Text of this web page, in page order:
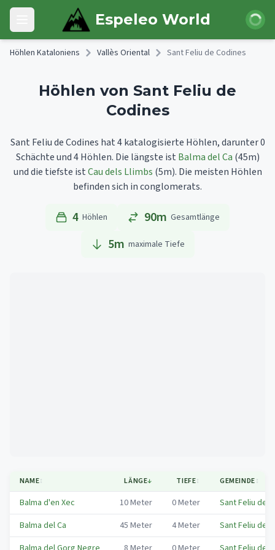
Skip to main content
Open main menu Espeleo World
Höhlen Kataloniens Vallès Oriental Sant Feliu de Codines
Höhlen von Sant Feliu de
Codines
Sant Feliu de Codines hat 4 katalogisierte Höhlen, darunter 0
Schächte und 4 Höhlen. Die längste ist Balma del Ca (45m)
und die tiefste istCau dels Llimbs (5m). Die meisten Höhlen
befinden sich in conglomerats.
4 Höhlen 90m Gesamtlänge
5m maximale Tiefe
NAME↕ LÄNGE↓ TIEFE↕ GEMEINDE↕
Balma d'en Xec 10Meter 0Meter
Sant Feliu de
Balma del Ca
45 Meter 4Meter
Sant Feliu de